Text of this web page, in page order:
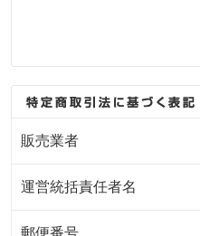
販売業者
運営統括責任者名
郵便番号